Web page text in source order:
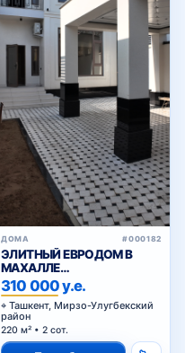
ДОМА #000182
ЭЛИТНЫЙ ЕВРОДОМ В
МАХАЛЛЕ
ЦИОЛКОВСКОГО
310 000 у.е.
Ташкент, Мирзо-Улугбекский
район
220 м² • 2 сот.